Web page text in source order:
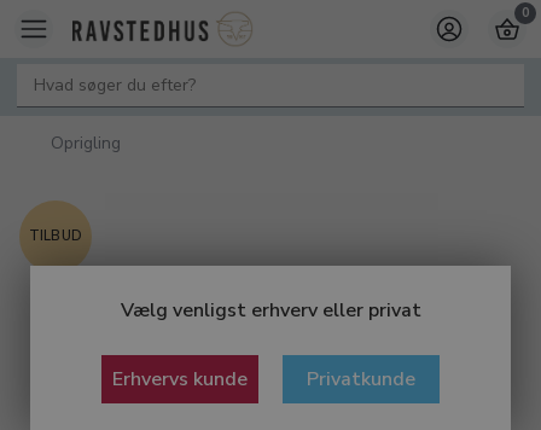
Vælg venligst erhverv eller privat
Erhvervs kunde Privatkunde
0
Oprigling
TILBUD